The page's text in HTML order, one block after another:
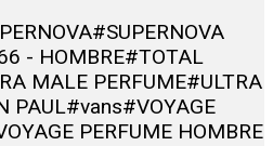
#SUPERNOVA
- HOMBRE#TOTAL
MALE PERFUME#ULTRA
PAUL#vans#VOYAGE
PERFUME HOMBRE